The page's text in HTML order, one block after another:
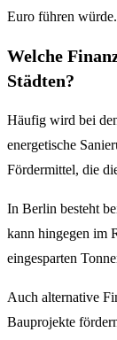
Euro führen
Welche
Städten?
Häufig wird bei
energetische
Fördermittel, die
In Berlin besteht
kann hingegen im
eingesparten
Auch alternative
Bauprojekte